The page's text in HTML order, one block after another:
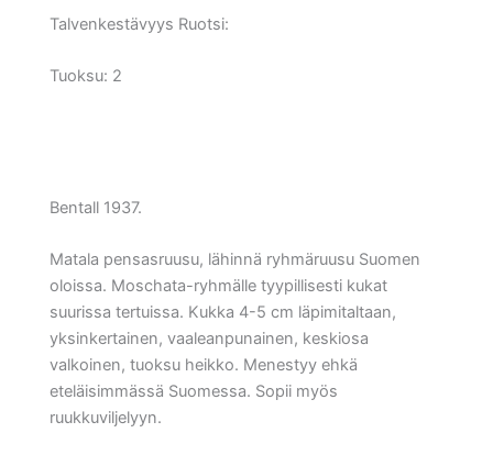
Talvenkestävyys Ruotsi:
Tuoksu: 2
Bentall 1937.
Matala pensasruusu, lähinnä ryhmäruusu Suomen
oloissa. Moschata-ryhmälle tyypillisesti kukat
suurissa tertuissa. Kukka 4-5 cm läpimitaltaan,
yksinkertainen, vaaleanpunainen, keskiosa
valkoinen, tuoksu heikko. Menestyy ehkä
eteläisimmässä Suomessa. Sopii myös
ruukkuviljelyyn.